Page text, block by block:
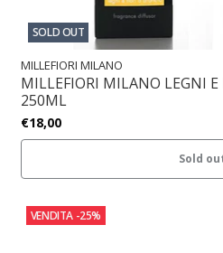
SOLD OUT
MILLEFIORI MILANO
MILLEFIORI MILANO LEGNI E
250ML
€18,00
Sold
VENDITA -25%